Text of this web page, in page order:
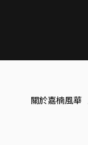
關於嘉楠風華